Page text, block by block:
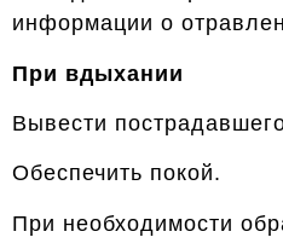
информации о
При вдыхании
Вывести
Обеспечить покой.
При необходимости